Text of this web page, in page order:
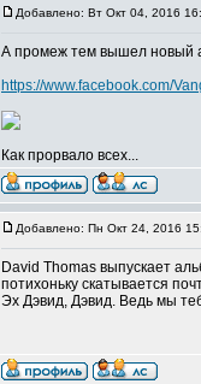
Добавлено: Вт Окт 04, 2016
А промеж тем вышел новый
https://www.facebook.com/
Как прорвало всех...
Добавлено: Пн Окт 24, 2016
David Thomas выпускает
потихоньку скатывается
Эх Дэвид, Дэвид. Ведь мы